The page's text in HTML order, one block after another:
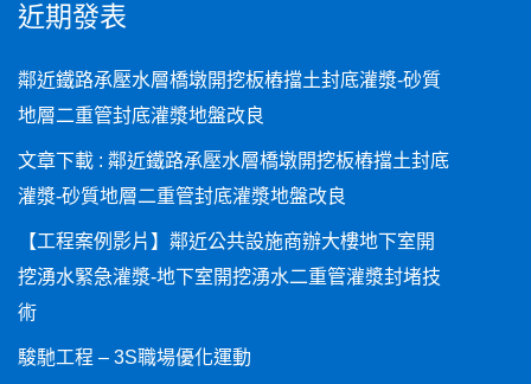
近期發表
鄰近鐵路承壓水層橋墩開挖板樁擋土封底灌漿-砂質
地層二重管封底灌漿地盤改良
文章下載 : 鄰近鐵路承壓水層橋墩開挖板樁擋土封底
灌漿-砂質地層二重管封底灌漿地盤改良
【工程案例影片】鄰近公共設施商辦大樓地下室開
挖湧水緊急灌漿-地下室開挖湧水二重管灌漿封堵技
術
駿馳工程 – 3S職場優化運動